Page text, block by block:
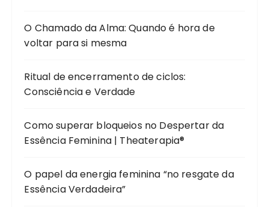
O Chamado da Alma: Quando é hora de
voltar para si mesma
Ritual de encerramento de ciclos:
Consciência e Verdade
Como superar bloqueios no Despertar da
Essência Feminina | Theaterapia®
O papel da energia feminina “no resgate da
Essência Verdadeira”